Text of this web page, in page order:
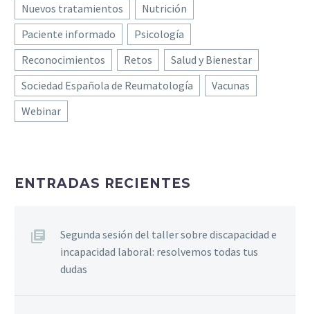
Nuevos tratamientos
Nutrición
Paciente informado
Psicología
Reconocimientos
Retos
Salud y Bienestar
Sociedad Española de Reumatología
Vacunas
Webinar
ENTRADAS RECIENTES
Segunda sesión del taller sobre discapacidad e
incapacidad laboral: resolvemos todas tus
dudas